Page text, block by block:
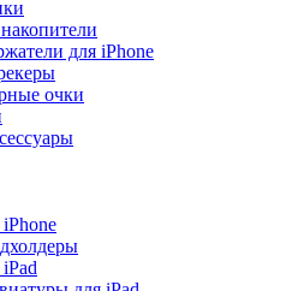
для iPhone
очки